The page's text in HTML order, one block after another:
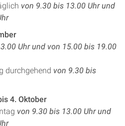
von 9.30 bis 13.00 Uhr und
Uhr und von 15.00 bis 19.00
durchgehend von 9.30 bis
4. Oktober
von 9.30 bis 13.00 Uhr und